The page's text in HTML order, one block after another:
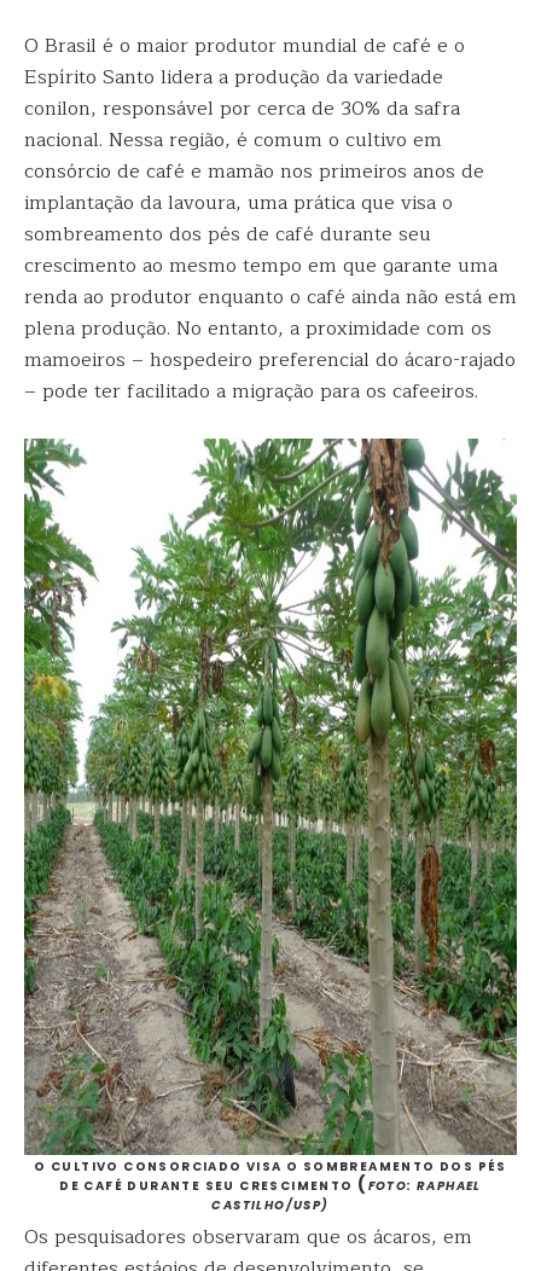
O Brasil é o maior produtor mundial de café e o
Espírito Santo lidera a produção da variedade
conilon, responsável por cerca de 30% da safra
nacional. Nessa região, é comum o cultivo em
consórcio de café e mamão nos primeiros anos de
implantação da lavoura, uma prática que visa o
sombreamento dos pés de café durante seu
crescimento ao mesmo tempo em que garante uma
renda ao produtor enquanto o café ainda não está em
plena produção. No entanto, a proximidade com os
mamoeiros – hospedeiro preferencial do ácaro-rajado
– pode ter facilitado a migração para os cafeeiros.
O CULTIVO CONSORCIADO VISA O SOMBREAMENTO DOS PÉS
DE CAFÉ DURANTE SEU CRESCIMENTO (FOTO: RAPHAEL
CASTILHO/USP)
Os pesquisadores observaram que os ácaros, em